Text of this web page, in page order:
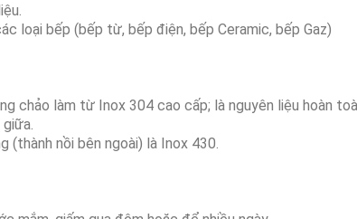
loại bếp (bếp từ, bếp điện, bếp Ceramic, bếp Gaz)
chảo làm từ Inox 304 cao cấp; là nguyên liệu hoàn
(thành nồi bên ngoài) là Inox 430.